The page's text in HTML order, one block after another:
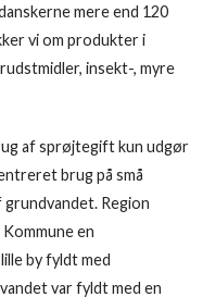
mere end 120
vi om produkter i
insekt-, myre
af sprøjtegift kun udgør
brug på små
Region
en
by fyldt med
var fyldt med en